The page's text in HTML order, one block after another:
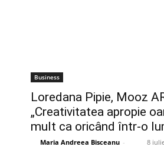
Business
Loredana Pipie, Mooz
„Creativitatea apropie
mult ca oricând într-o
Maria Andreea Bisceanu - 8